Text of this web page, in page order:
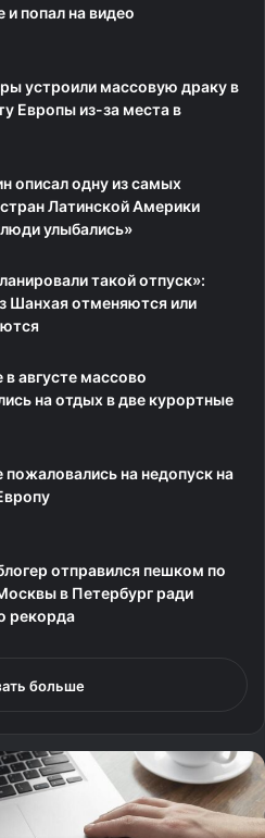
и попал на видео
устроили массовую драку в
Европы из-за места в
описал одну из самых
Латинской Америки
улыбались»
такой отпуск»:
Шанхая отменяются или
в августе массово
на отдых в две курортные
пожаловались на недопуск на
отправился пешком по
в Петербург ради
рекорда
больше